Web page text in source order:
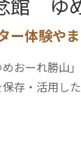
館 ゆ
ー体験や
おーれ勝山
存・活用し